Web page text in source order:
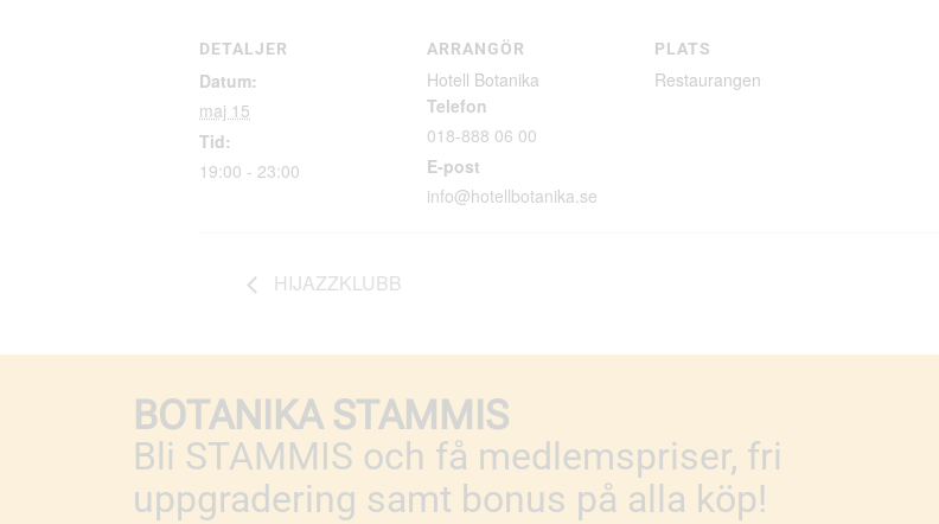
DETALJER
Datum:
maj 15
Tid:
19:00 - 23:00
ARRANGÖR
Hotell Botanika
Telefon
018-888 06 00
E-post
info@hotellbotanika.se
PLATS
Restaurangen
HIJAZZKLUBB
BOTANIKA STAMMIS
Bli STAMMIS och få medlemspriser, fri
uppgradering samt bonus på alla köp!